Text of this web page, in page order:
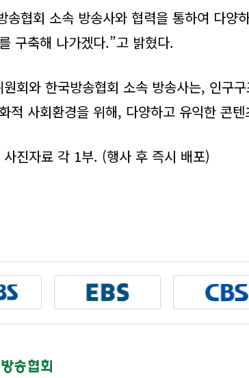
협회 소속 방송사와 협력을 통하여 다양
구축해 나가겠다.”고 밝혔다.
회와 한국방송협회 소속 방송사는, 인구
적 사회환경을 위해, 다양하고 유익한 콘
진자료 각 1부. (행사 후 즉시 배포)